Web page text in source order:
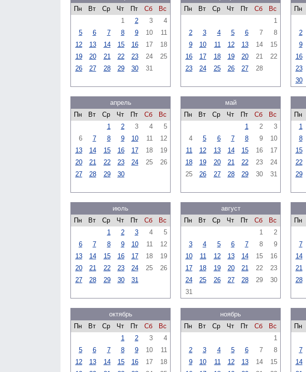
Пн
Вт Ср Чт Пт Сб
Вс
1
2 3
4
5
6 7 8 9 10
11
12
13 14 15 16 17
18
19
20 21 22 23 24
25
26
27 28 29 30 31
Пн
Вт Ср Чт Пт Сб
Вс
1
2
3 4 5 6 7
8
9
10 11 12 13 14
15
16
17 18 19 20 21
22
23
24 25 26 27 28
Пн
2
9
16
23
30
апрель
Пн
Вт Ср Чт Пт Сб
Вс
1
2 3 4
5
6
7 8 9 10 11
12
13
14 15 16 17 18
19
20
21 22 23 24 25
26
27
28 29 30
май
Пн
Вт Ср Чт Пт Сб
Вс
1
2
3
4
5 6 7 8 9
10
11
12 13 14 15 16
17
18
19 20 21 22 23
24
25
26 27 28 29 30 31
Пн
1
8
15
22
29
июль
Пн
Вт Ср Чт Пт Сб
Вс
1
2 3 4
5
6
7 8 9 10 11
12
13
14 15 16 17 18
19
20
21 22 23 24 25
26
27
28 29 30 31
август
Пн
Вт Ср Чт Пт Сб
Вс
1
2
3
4 5 6 7 8
9
10
11 12 13 14 15
16
17
18 19 20 21 22
23
24
25 26 27 28 29
30
31
Пн
7
14
21
28
октябрь
Пн
Вт Ср Чт Пт Сб
Вс
1
2 3
4
5
6 7 8 9 10
11
12
13 14 15 16 17
18
ноябрь
Пн
Вт Ср Чт Пт Сб
Вс
1
2
3 4 5 6 7
8
9
10 11 12 13 14
15
Пн
7
14